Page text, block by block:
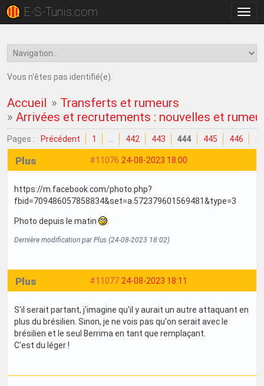
la
E-S-Tunis.com
Vous n'êtes pas identifié(e).
Accueil » Transferts et rumeurs
» Arrivées et recrutements : nouvelles et
Pages : Précédent 1 442 443 444 445 446
#11076 24-08-2023 18:00
Plus
https://m.facebook.com/photo.php?
fbid=709486057858834&set=a.572379601569481&type=3
Photo depuis le matin .
Dernière modification par Plus (24-08-2023 18:02)
#11077 24-08-2023 18:11
Plus
S'il serait partant, j'imagine qu'il y aurait un autre attaquant en
plus du brésilien. Sinon, je ne vois pas qu'on serait avec le
brésilien et le seul Berrima en tant que remplaçant.
C'est du léger !